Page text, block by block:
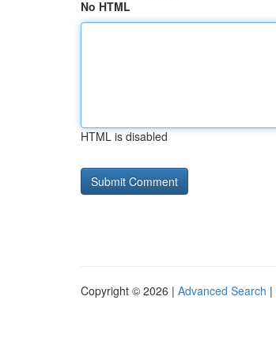
No HTML
HTML is disabled
Copyright © 2026 | Advanced Search |